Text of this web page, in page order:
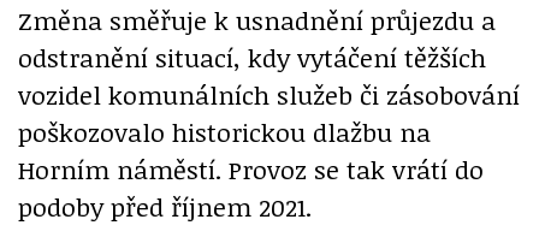
Změna směřuje k usnadnění průjezdu a
odstranění situací, kdy vytáčení těžších
vozidel komunálních služeb či zásobování
poškozovalo historickou dlažbu na
Horním náměstí. Provoz se tak vrátí do
podoby před říjnem 2021.